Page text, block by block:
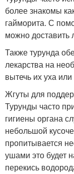
более знакомы
гайморита. С
можно доставить
Также турунда
лекарства на
вытечь их уха
Жгуты для
Турунды часто
гигиены органа
небольшой
пропитывается
ушами это будет
перекись